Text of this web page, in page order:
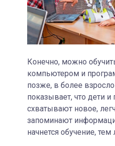
Конечно, можно
компьютером и
позже, в более
показывает, что дети
схватывают новое,
запоминают
начнется обучение, тем